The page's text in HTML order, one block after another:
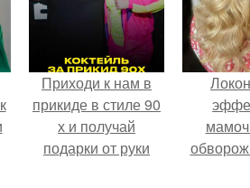
Приходи к нам в
прикиде в стиле 90
х и получай
подарки от руки